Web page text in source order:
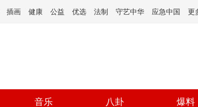
插画 健康 公益 优选 法制 守艺中华 应急中国 更
音乐 八卦 爆料